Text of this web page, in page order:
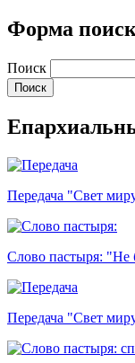
Форма
Поиск
Передача "Свет
Слово пастыря: "Не
Передача "Свет